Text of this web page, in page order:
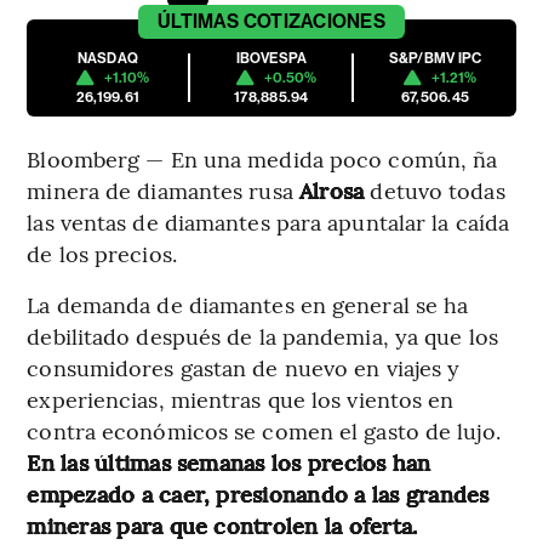
ÚLTIMAS COTIZACIONES
NASDAQ
+1.10%
26,199.61
IBOVESPA
+0.50%
178,885.94
S&P/BMV IPC
+1.21%
67,506.45
Bloomberg — En una medida poco común, ña
minera de diamantes rusaAlrosadetuvo todas
las ventas de diamantes para apuntalar la caída
de los precios.
La demanda de diamantes en general se ha
debilitado después de la pandemia, ya que los
consumidores gastan de nuevo en viajes y
experiencias, mientras que los vientos en
contra económicos se comen el gasto de lujo.
En las últimas semanas los precios han
empezado a caer, presionando a las grandes
mineras para que controlen la oferta.